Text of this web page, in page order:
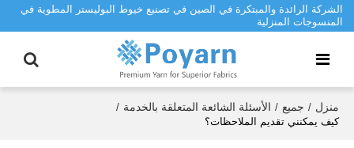
الشركة الرائدة والمبتكرة في الصين في تصنيع خيوط البوليستر المطوية في
المنسوجات المنزلية
منزل / جميع / الأسئلة الشائعة المتعلقة بالخدمة /
كيف يمكنني تقديم الملاحظات؟